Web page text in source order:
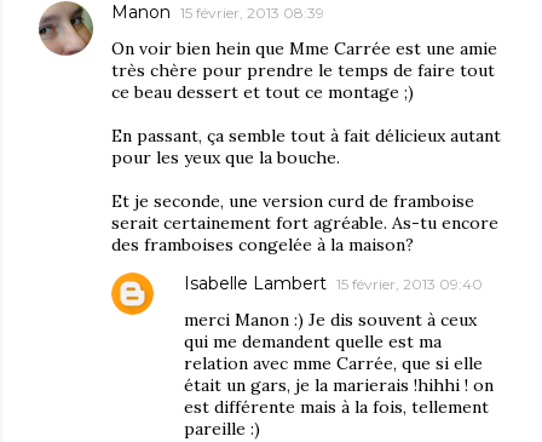
Manon 15 février, 2013 08:39
On voir bien hein que Mme Carrée est une amie
très chère pour prendre le temps de faire tout
ce beau dessert et tout ce montage ;)
En passant, ça semble tout à fait délicieux autant
pour les yeux que la bouche.
Et je seconde, une version curd de framboise
serait certainement fort agréable. As-tu encore
des framboises congelée à la maison?
Isabelle Lambert 15 février, 2013 09:40
merci Manon :) Je dis souvent à ceux
qui me demandent quelle est ma
relation avec mme Carrée, que si elle
était un gars, je la marierais !hihhi ! on
est différente mais à la fois, tellement
pareille :)